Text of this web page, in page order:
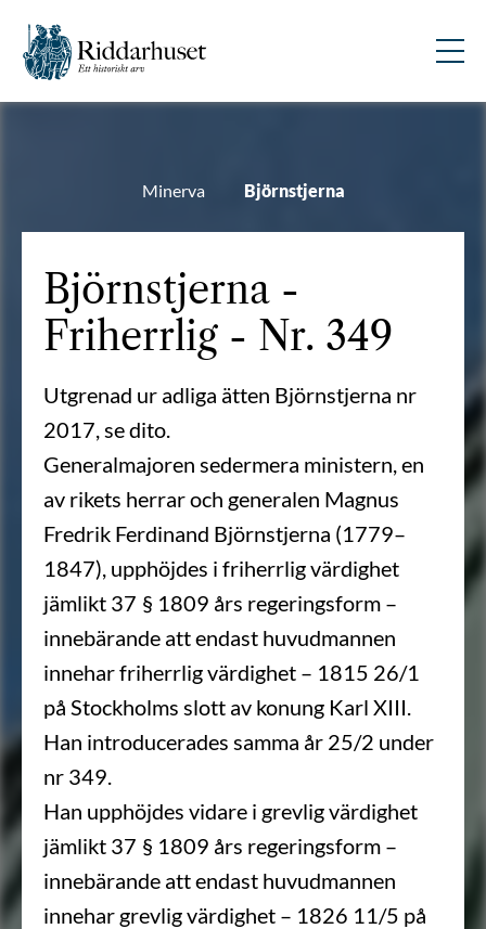
Minerva Björnstjerna
Björnstjerna -
Friherrlig - Nr. 349
Utgrenad ur adliga ätten Björnstjerna nr
2017, se dito.
Generalmajoren sedermera ministern, en
av rikets herrar och generalen Magnus
Fredrik Ferdinand Björnstjerna (1779–
1847), upphöjdes i friherrlig värdighet
jämlikt 37 § 1809 års regeringsform –
innebärande att endast huvudmannen
innehar friherrlig värdighet – 1815 26/1
på Stockholms slott av konung Karl XIII.
Han introducerades samma år 25/2 under
nr 349.
Han upphöjdes vidare i grevlig värdighet
jämlikt 37 § 1809 års regeringsform –
innebärande att endast huvudmannen
innehar grevlig värdighet – 1826 11/5 på